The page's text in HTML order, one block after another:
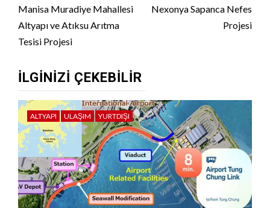
Reading
Manisa Muradiye Mahallesi
Altyapı ve Atıksu Arıtma
Tesisi Projesi
Nexonya Sapanca Nefes
Projesi
İLGINIZI ÇEKEBILIR
ALTYAPI ULAŞIM YURTDIŞI